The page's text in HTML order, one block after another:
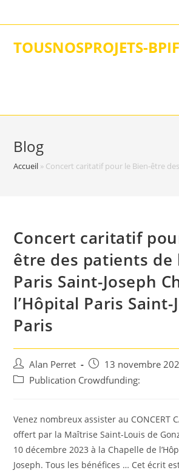
to
TOUSNOSPROJETS-
Blog
Accueil » Concert caritatif pour le Bien-être
Concert caritatif
être des patients de
Paris Saint-Joseph
l’Hôpital Paris Saint-
Paris
Auteur/autrice
de
Alan Perret
Post
published:
13 novembre
PostPublication Crowdfunding:
Venez nombreux assister au CONCERT
offert par la Maîtrise Saint-Louis de
10 décembre 2023 à la Chapelle de
Joseph. Tous les bénéfices … Cet écrit